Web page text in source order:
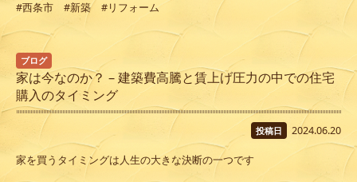
#西条市 #新築 #リフォーム
ブログ
家は今なのか？ – 建築費高騰と賃上げ圧力の中での住宅
購入のタイミング
投稿日 2024.06.20
家を買うタイミングは人生の大きな決断の一つです